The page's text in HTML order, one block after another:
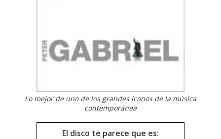
Lo mejor de uno de los grandes iconos de la música
contemporánea
El disco te parece que es: